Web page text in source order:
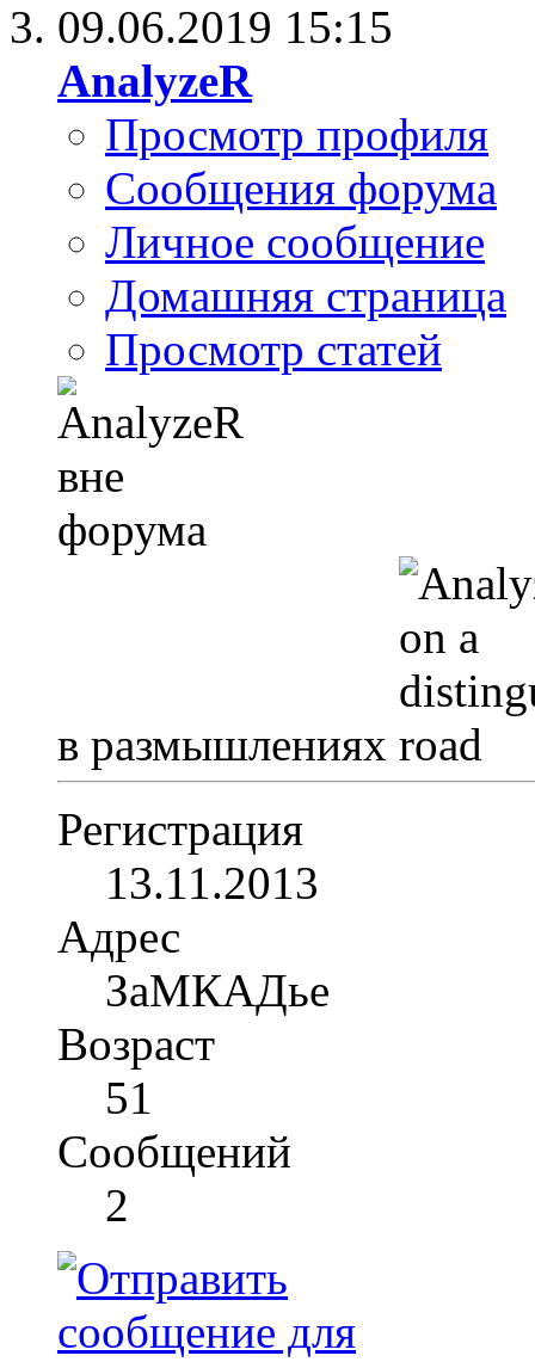
09.06.2019 15:15
AnalyzeR
Просмотр профиля
Сообщения форума
Личное сообщение
Домашняя страница
Просмотр статей
в размышлениях
Регистрация
13.11.2013
Адрес
ЗаМКАДье
Возраст
51
Сообщений
2